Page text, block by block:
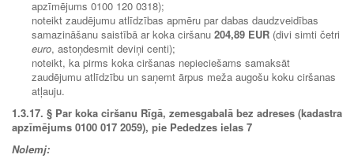
apzīmējums 0100 120 0318);
noteikt zaudējumu atlīdzības apmēru par dabas daudzveidības
samazināšanu saistībā ar koka ciršanu 204,89 EUR (divi simti četri
euro, astoņdesmit deviņi centi);
noteikt, ka pirms koka ciršanas nepieciešams samaksāt
zaudējumu atlīdzību un saņemt ārpus meža augošu koku ciršanas
atļauju.
1.3.17. § Par koka ciršanu Rīgā, zemesgabalā bez adreses (kadastra
apzīmējums 0100 017 2059), pie Pededzes ielas 7
Nolemj: